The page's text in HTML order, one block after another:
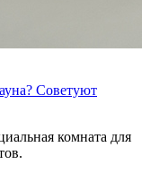
Советуют
комната для